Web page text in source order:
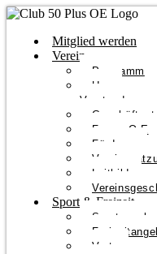
Mitglied werden
Verein
Programm
Unser
Vorstand
Forum O-E
Förderer
Leitbild
Sport & Freizeit
Vertrag